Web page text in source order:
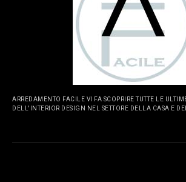
ARREDAMENTO FACILE VI FA SCOPRIRE TUTTE LE
DELL'INTERIOR DESIGN NEL SETTORE DELLA CASA E